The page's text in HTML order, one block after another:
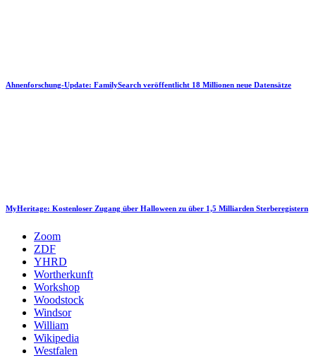
Ahnenforschung-Update: FamilySearch veröffentlicht 18 Millionen neue Datensätze
MyHeritage: Kostenloser Zugang über Halloween zu über 1,5 Milliarden Sterberegistern
Zoom
ZDF
YHRD
Wortherkunft
Workshop
Woodstock
Windsor
William
Wikipedia
Westfalen